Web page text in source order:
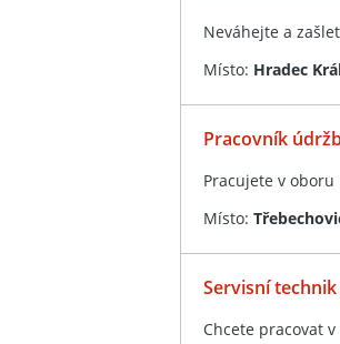
Neváhejte a
Místo: Hradec
Pracovník
Pracujete v
Místo:
Servisní
Chcete pracovat